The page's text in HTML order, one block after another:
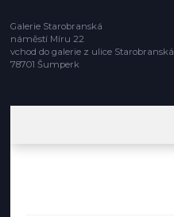
Galerie Starobranská
náměstí Míru 22
vchod do galerie z ulice Starobranská
78701 Šumperk